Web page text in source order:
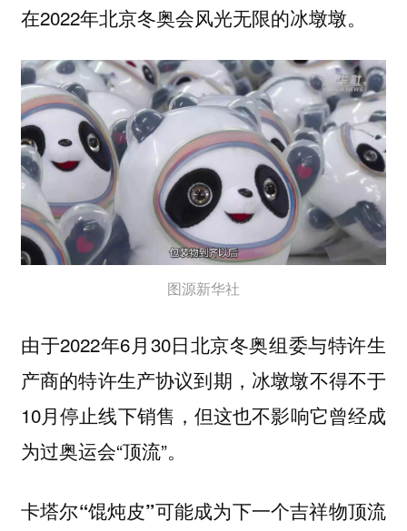
在2022年北京冬奥会风光无限的冰墩墩。
图源新华社
由于2022年6月30日北京冬奥组委与特许生
产商的特许生产协议到期，冰墩墩不得不于
10月停止线下销售，但这也不影响它曾经成
为过奥运会“顶流”。
卡塔尔“馄炖皮”可能成为下一个吉祥物顶流